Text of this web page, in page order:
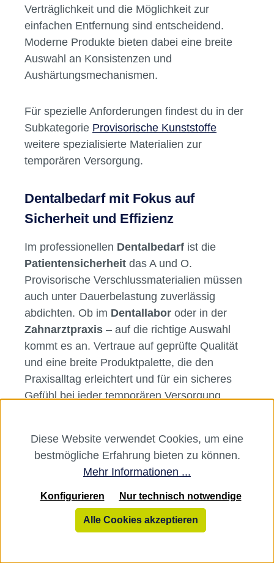
Verträglichkeit und die Möglichkeit zur
einfachen Entfernung sind entscheidend.
Moderne Produkte bieten dabei eine breite
Auswahl an Konsistenzen und
Aushärtungsmechanismen.
Für spezielle Anforderungen findest du in der
Subkategorie Provisorische Kunststoffe
weitere spezialisierte Materialien zur
temporären Versorgung.
Dentalbedarf mit Fokus auf
Sicherheit und Effizienz
Im professionellen Dentalbedarf ist die
Patientensicherheit das A und O.
Provisorische Verschlussmaterialien müssen
auch unter Dauerbelastung zuverlässig
abdichten. Ob im Dentallabor oder in der
Zahnarztpraxis – auf die richtige Auswahl
kommt es an. Vertraue auf geprüfte Qualität
und eine breite Produktpalette, die den
Praxisalltag erleichtert und für ein sicheres
Gefühl bei jeder temporären Versorgung
Diese Website verwendet Cookies, um eine
bestmögliche Erfahrung bieten zu können.
Mehr Informationen ...
Nur technisch notwendige
Konfigurieren
Alle Cookies akzeptieren